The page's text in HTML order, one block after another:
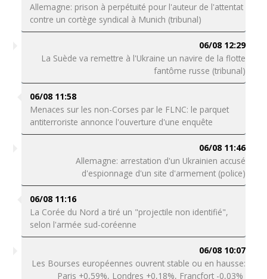
Allemagne: prison à perpétuité pour l'auteur de l'attentat
contre un cortège syndical à Munich (tribunal)
06/08 12:29
La Suède va remettre à l'Ukraine un navire de la flotte
fantôme russe (tribunal)
06/08 11:58
Menaces sur les non-Corses par le FLNC: le parquet
antiterroriste annonce l'ouverture d'une enquête
06/08 11:46
Allemagne: arrestation d'un Ukrainien accusé
d'espionnage d'un site d'armement (police)
06/08 11:16
La Corée du Nord a tiré un "projectile non identifié",
selon l'armée sud-coréenne
06/08 10:07
Les Bourses européennes ouvrent stable ou en hausse:
Paris +0,59%, Londres +0,18%, Francfort -0,03%